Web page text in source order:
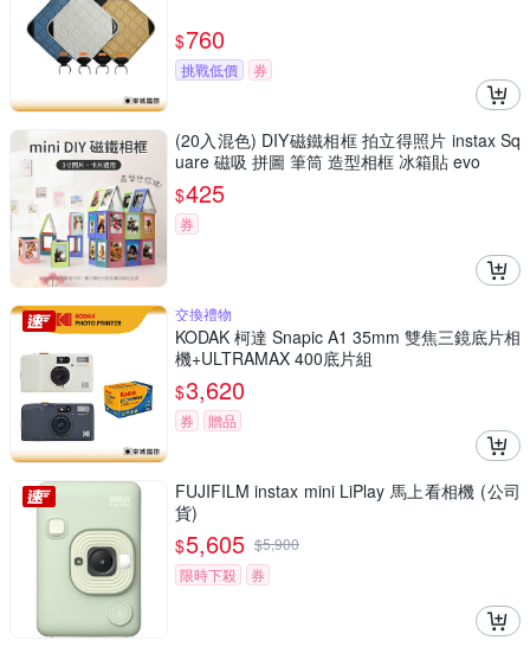
$760
挑戰低價 券
(20入混色) DIY磁鐵相框 拍立得照片 instax Sq
uare 磁吸 拼圖 筆筒 造型相框 冰箱貼 evo
$425
券
交換禮物
KODAK 柯達 Snapic A1 35mm 雙焦三鏡底片相
機+ULTRAMAX 400底片組
$3,620
券 贈品
FUJIFILM instax mini LiPlay 馬上看相機 (公司
貨)
$5,605 $5,900
限時下殺
券